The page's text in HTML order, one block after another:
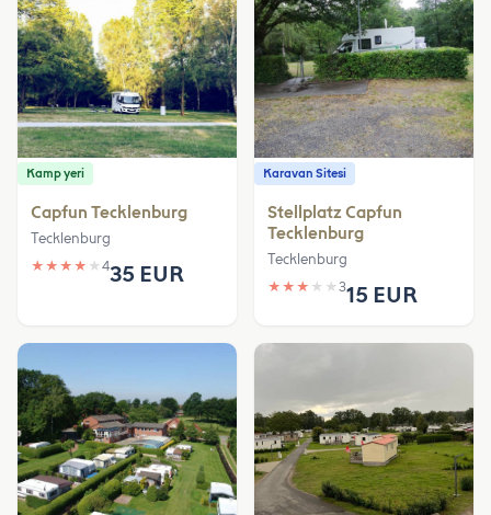
Kamp yeri
Capfun Tecklenburg
Tecklenburg
★ ★ ★ ★ ★ 435 EUR
Karavan Sitesi
Stellplatz Capfun
Tecklenburg
Tecklenburg
★ ★ ★ ★ ★ 315 EUR